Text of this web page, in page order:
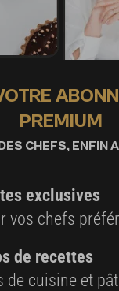
PREMIUM
CHEFS, ENFIN
exclusives
vos chefs
de recettes
de cuisine et